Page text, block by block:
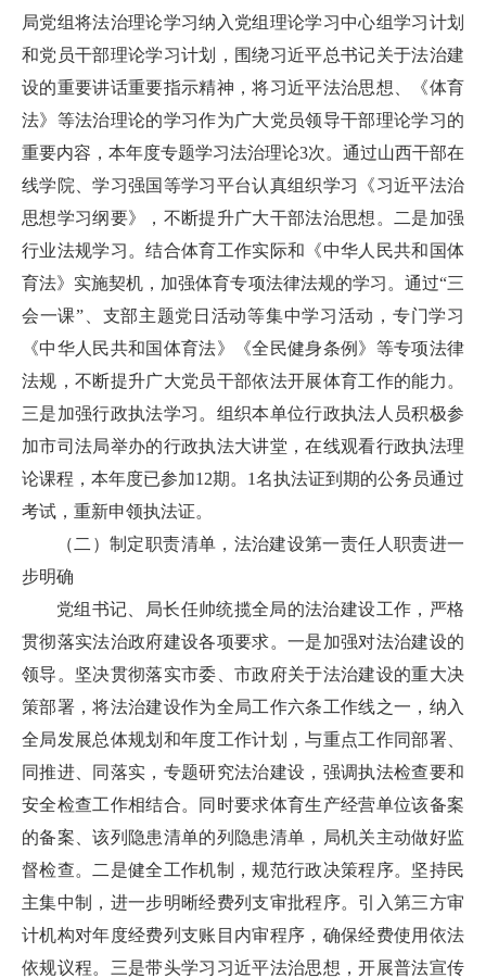
局党组将法治理论学习纳入党组理论学习中心组学习计划
和党员干部理论学习计划，围绕习近平总书记关于法治建
设的重要讲话重要指示精神，将习近平法治思想、《体育
法》等法治理论的学习作为广大党员领导干部理论学习的
重要内容，本年度专题学习法治理论3次。通过山西干部在
线学院、学习强国等学习平台认真组织学习《习近平法治
思想学习纲要》，不断提升广大干部法治思想。二是加强
行业法规学习。结合体育工作实际和《中华人民共和国体
育法》实施契机，加强体育专项法律法规的学习。通过“三
会一课”、支部主题党日活动等集中学习活动，专门学习
《中华人民共和国体育法》《全民健身条例》等专项法律
法规，不断提升广大党员干部依法开展体育工作的能力。
三是加强行政执法学习。组织本单位行政执法人员积极参
加市司法局举办的行政执法大讲堂，在线观看行政执法理
论课程，本年度已参加12期。1名执法证到期的公务员通过
考试，重新申领执法证。
（二）制定职责清单，法治建设第一责任人职责进一
步明确
党组书记、局长任帅统揽全局的法治建设工作，严格
贯彻落实法治政府建设各项要求。一是加强对法治建设的
领导。坚决贯彻落实市委、市政府关于法治建设的重大决
策部署，将法治建设作为全局工作六条工作线之一，纳入
全局发展总体规划和年度工作计划，与重点工作同部署、
同推进、同落实，专题研究法治建设，强调执法检查要和
安全检查工作相结合。同时要求体育生产经营单位该备案
的备案、该列隐患清单的列隐患清单，局机关主动做好监
督检查。二是健全工作机制，规范行政决策程序。坚持民
主集中制，进一步明晰经费列支审批程序。引入第三方审
计机构对年度经费列支账目内审程序，确保经费使用依法
依规议程。三是带头学习习近平法治思想，开展普法宣传